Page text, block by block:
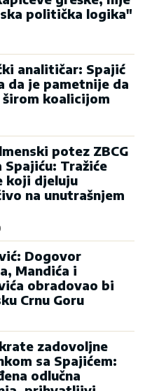
politička logika"
analitičar: Spajić
da je pametnije da
širom koalicijom
potez ZBCG
Spajiću: Tražiće
koji djeluju
na unutrašnjem
Dogovor
Mandića i
obradovao bi
Crnu Goru
zadovoljne
sa Spajićem:
odlučna